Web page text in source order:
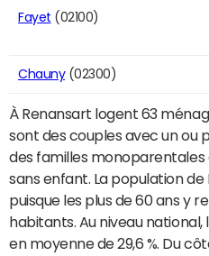
Fayet (02100)
Chauny(02300)
À Renansart logent 63
sont des couples avec un ou
des familles monoparentales
sans enfant. La population
puisque les plus de 60 ans y
habitants. Au niveau
en moyenne de 29,6 %. Du